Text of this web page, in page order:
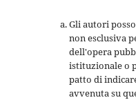
Gli autori
non esclusiva
dell'opera
istituzionale o
patto di
avvenuta su